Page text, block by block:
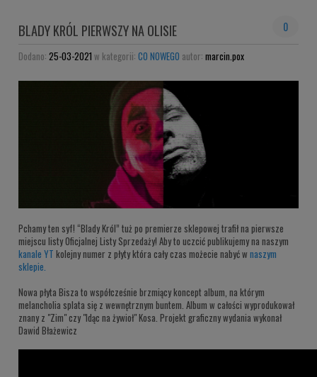
BLADY KRÓL PIERWSZY NA OLISIE 0
Dodano: 25-03-2021 w kategorii: CO NOWEGO autor: marcin.pox
Pchamy ten syf! “Blady Król” tuż po premierze sklepowej trafił na pierwsze
miejscu listy Oficjalnej Listy Sprzedaży! Aby to uczcić publikujemy na naszym
kanale YT kolejny numer z płyty która cały czas możecie nabyć w naszym
sklepie.
Nowa płyta Bisza to współcześnie brzmiący koncept album, na którym
melancholia splata się z wewnętrznym buntem. Album w całości wyprodukował
znany z "Zim" czy "Idąc na żywioł" Kosa. Projekt graficzny wydania wykonał
Dawid Błażewicz